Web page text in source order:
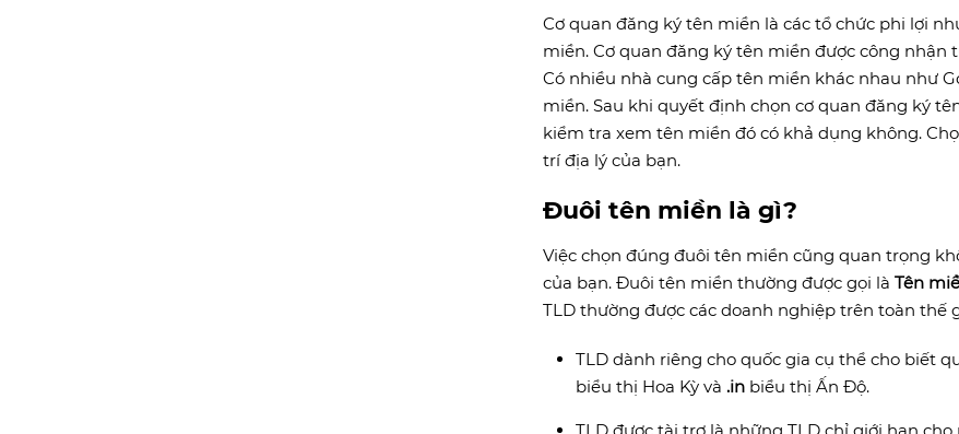
Cơ quan đăng ký tên miền là các tổ chức phi lợi
miền. Cơ quan đăng ký tên miền được công nhận
Có nhiều nhà cung cấp tên miền khác nhau như
miền. Sau khi quyết định chọn cơ quan đăng ký
kiểm tra xem tên miền đó có khả dụng không.
trí địa lý của bạn.
Đuôi tên miền là gì?
Việc chọn đúng đuôi tên miền cũng quan trọng
của bạn. Đuôi tên miền thường được gọi là Tên
TLD thường được các doanh nghiệp trên toàn thế
TLD dành riêng cho quốc gia cụ thể cho biết
biểu thị Hoa Kỳ và .in biểu thị Ấn Độ.